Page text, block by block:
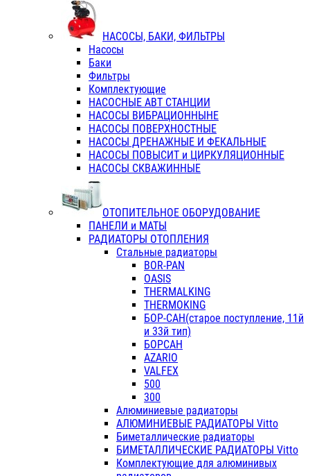
НАСОСЫ, БАКИ, ФИЛЬТРЫ
Насосы
Баки
Фильтры
Комплектующие
НАСОСНЫЕ АВТ СТАНЦИИ
НАСОСЫ ВИБРАЦИОННЫНЕ
НАСОСЫ ПОВЕРХНОСТНЫЕ
НАСОСЫ ДРЕНАЖНЫЕ И ФЕКАЛЬНЫЕ
НАСОСЫ ПОВЫСИТ и ЦИРКУЛЯЦИОННЫЕ
НАСОСЫ СКВАЖИННЫЕ
ОТОПИТЕЛЬНОЕ ОБОРУДОВАНИЕ
ПАНЕЛИ и МАТЫ
РАДИАТОРЫ ОТОПЛЕНИЯ
Стальные радиаторы
BOR-PAN
OASIS
THERMALKING
THERMOKING
БОР-САН(старое поступление, 11й
и 33й тип)
БОРСАН
AZARIO
VALFEX
500
300
Алюминиевые радиаторы
АЛЮМИНИЕВЫЕ РАДИАТОРЫ Vitto
Биметаллические радиаторы
БИМЕТАЛЛИЧЕСКИЕ РАДИАТОРЫ Vitto
Комплектующие для алюминивых